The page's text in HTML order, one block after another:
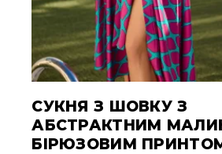
СУКНЯ З ШОВКУ З
АБСТРАКТНИМ
БІРЮЗОВИМ